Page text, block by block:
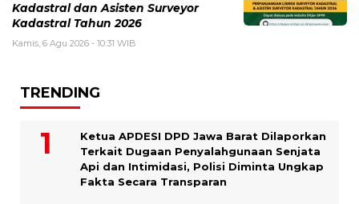
Kadastral dan Asisten Surveyor
Kadastral Tahun 2026
Kamis, 6 Agu 2026 - 10:31 WIB
TRENDING
Ketua APDESI DPD Jawa Barat Dilaporkan
Terkait Dugaan Penyalahgunaan Senjata
Api dan Intimidasi, Polisi Diminta Ungkap
Fakta Secara Transparan